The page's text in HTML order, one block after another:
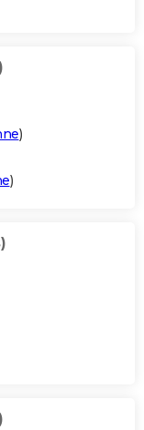
)
)